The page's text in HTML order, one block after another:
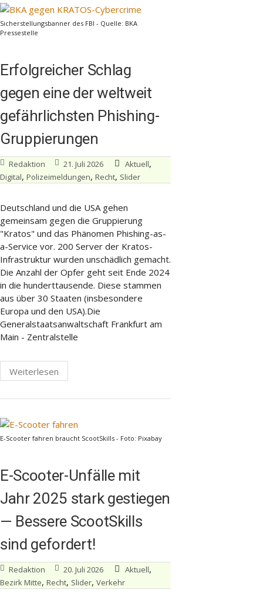
Sicherstellungsbanner des FBI - Quelle: BKA
Pressestelle
Erfolgreicher Schlag
gegen eine der weltweit
gefährlichsten Phishing-
Gruppierungen
Redaktion 21. Juli 2026 Aktuell,
Digital, Polizeimeldungen, Recht, Slider
Deutschland und die USA gehen
gemeinsam gegen die Gruppierung
"Kratos" und das Phänomen Phishing-as-
a-Service vor. 200 Server der Kratos-
Infrastruktur wurden unschädlich gemacht.
Die Anzahl der Opfer geht seit Ende 2024
in die hunderttausende. Diese stammen
aus über 30 Staaten (insbesondere
Europa und den USA).Die
Generalstaatsanwaltschaft Frankfurt am
Main - Zentralstelle
Weiterlesen
E-Scooter fahren braucht ScootSkills - Foto: Pixabay
E-Scooter-Unfälle mit
Jahr 2025 stark gestiegen
— Bessere ScootSkills
sind gefordert!
Redaktion 20. Juli 2026 Aktuell,
Bezirk Mitte, Recht, Slider, Verkehr